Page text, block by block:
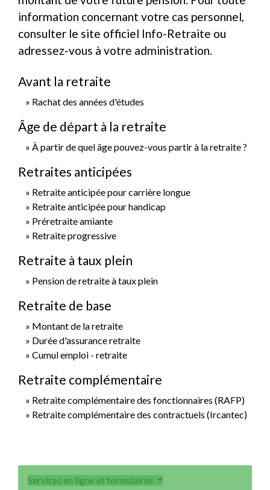
information concernant votre cas personnel,
consulter le site officiel Info-Retraite ou
adressez-vous à votre administration.
Avant la retraite
Rachat des années d'études
Âge de départ à la retraite
À partir de quel âge pouvez-vous partir à la retraite ?
Retraites anticipées
Retraite anticipée pour carrière longue
Retraite anticipée pour handicap
Préretraite amiante
Retraite progressive
Retraite à taux plein
Pension de retraite à taux plein
Retraite de base
Montant de la retraite
Durée d'assurance retraite
Cumul emploi - retraite
Retraite complémentaire
Retraite complémentaire des fonctionnaires (RAFP)
Retraite complémentaire des contractuels (Ircantec)
Services en ligne et formulaires